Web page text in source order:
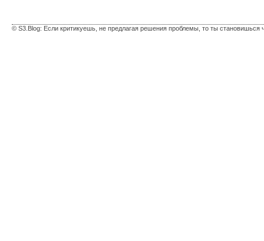
© S3.Blog: Если критикуешь, не предлагая решения проблемы, то ты становишься